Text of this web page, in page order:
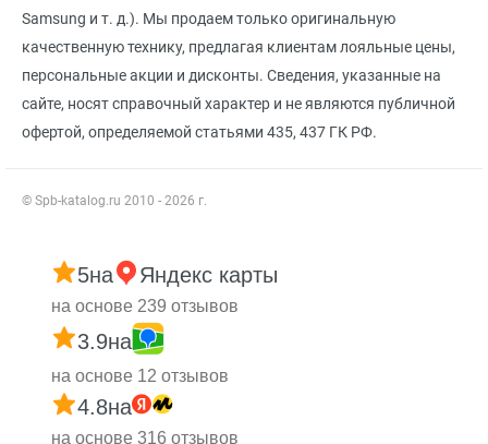
Samsung и т. д.). Мы продаем только оригинальную
качественную технику, предлагая клиентам лояльные цены,
персональные акции и дисконты. Сведения, указанные на
сайте, носят справочный характер и не являются публичной
офертой, определяемой статьями 435, 437 ГК РФ.
© Spb-katalog.ru 2010 - 2026 г.
5на Яндекс карты
на основе 239 отзывов
3.9на
на основе 12 отзывов
4.8на
на основе 316 отзывов